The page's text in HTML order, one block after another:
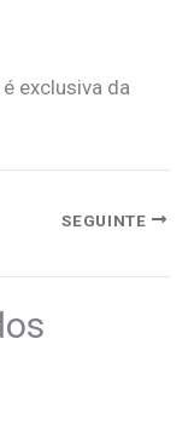
exclusiva da
SEGUINTE